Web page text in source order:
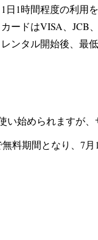
1日1時間程度の利用
カードはVISA、JCB
レンタル開始後、最
始められますが
料期間となり、